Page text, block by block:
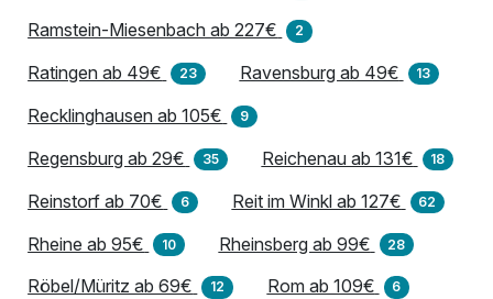
Ramstein-Miesenbach ab 227€ 2
Ratingen ab 49€ 23 Ravensburg ab 49€ 13
Recklinghausen ab 105€ 9
Regensburg ab 29€ 35 Reichenau ab 131€ 18
Reinstorf ab 70€ 6 Reit im Winkl ab 127€ 62
Rheine ab 95€ 10 Rheinsberg ab 99€ 28
Röbel/Müritz ab 69€ 12 Rom ab 109€ 6